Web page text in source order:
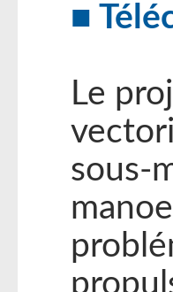
Le
sous-